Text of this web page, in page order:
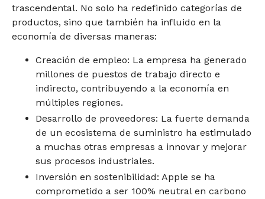
trascendental. No solo ha redefinido categorías de
productos, sino que también ha influido en la
economía de diversas maneras:
Creación de empleo: La empresa ha generado
millones de puestos de trabajo directo e
indirecto, contribuyendo a la economía en
múltiples regiones.
Desarrollo de proveedores: La fuerte demanda
de un ecosistema de suministro ha estimulado
a muchas otras empresas a innovar y mejorar
sus procesos industriales.
Inversión en sostenibilidad: Apple se ha
comprometido a ser 100% neutral en carbono